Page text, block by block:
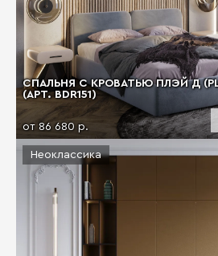
СПАЛЬНЯ С КРОВАТЬЮ ПЛЭЙ Д
(АРТ. BDR151)
от 86 680 р.
Неоклассика